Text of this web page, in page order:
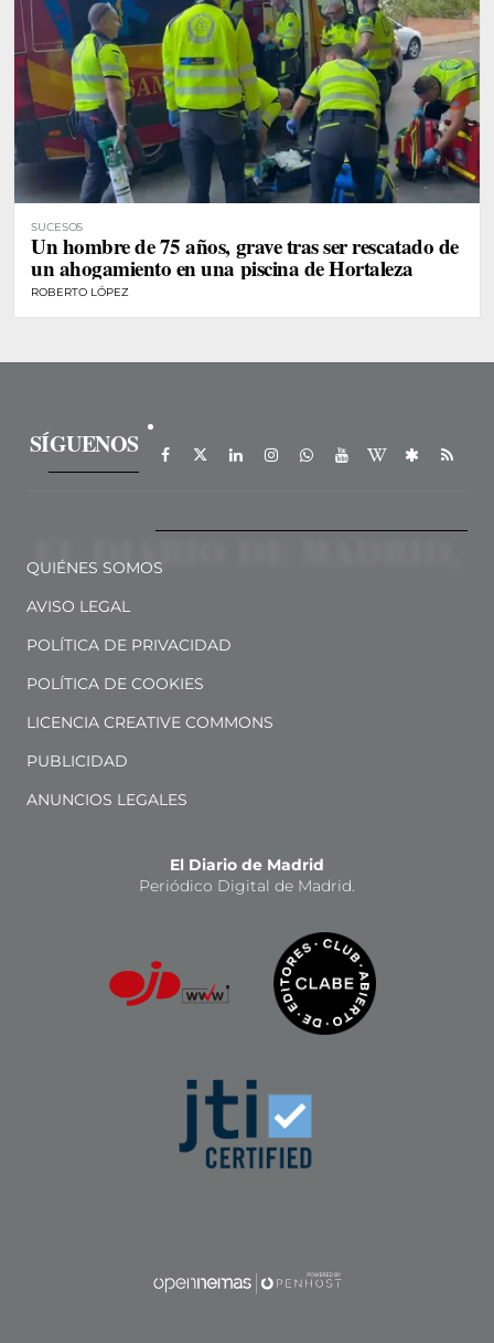
SUCESOS
Un hombre de 75 años, grave tras ser rescatado de
un ahogamiento en una piscina de Hortaleza
ROBERTO LÓPEZ
SÍGUENOS
QUIÉNES SOMOS
AVISO LEGAL
POLÍTICA DE PRIVACIDAD
POLÍTICA DE COOKIES
LICENCIA CREATIVE COMMONS
PUBLICIDAD
ANUNCIOS LEGALES
El Diario de Madrid
Periódico Digital de Madrid.